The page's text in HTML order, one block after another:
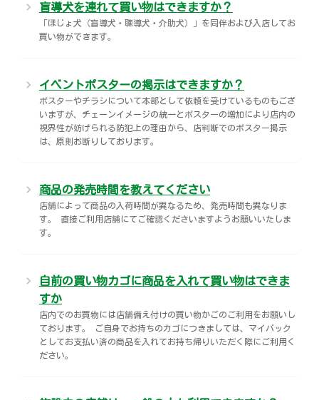
盲導犬を連れて買い物はできますか？
「ほじょ犬（盲導犬・聴導犬・介助犬）」を同伴および入店してお
買い物ができます。
イベントポスターの掲示はできますか？
ポスターやチラシについて本部として依頼を受けているものもござ
いますが、チェーンイメージの統一とポスターの増加により店内の
視界性が妨げられる防犯上の理由から、店判断でのポスター掲示
は、原則お断りしております。
商品の発売時間を教えてください
店舗によって商品の入荷時間が異なるため、発売時間も異なりま
す。 直接ご利用店舗にてご確認くださいますようお願いいたしま
す。
自前の買い物カゴに商品を入れて買い物はできま
すか
店内でのお買物には店舗備え付けの買い物かごのご利用をお願いし
ております。 ご自身でお持ちのカゴにつきましては、マイバック
としてお支払い済の商品を入れてお持ち帰りいただく際にご利用く
ださい。